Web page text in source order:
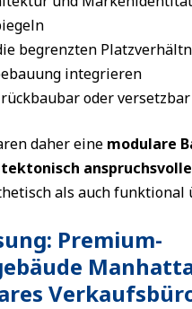
begrenzten
integrieren
oder
daher eine modulare
als auch funktional
Premium-